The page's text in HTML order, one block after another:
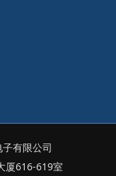
有限公司
厦616-619室